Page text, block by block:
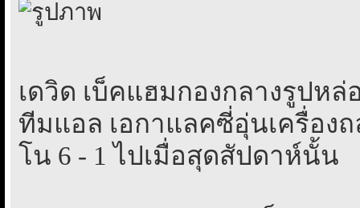
เดวิด เบ็คแฮมกองกลางรูปหล่
ทีมแอล เอกาแลคซี่อุ่นเครื่อง
โน 6 - 1 ไปเมื่อสุดสัปดาห์นั้น